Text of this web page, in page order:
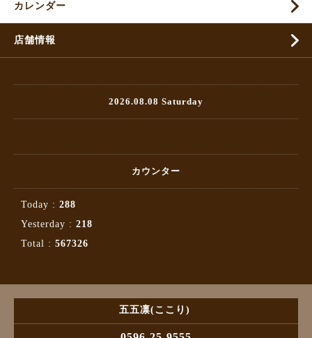
カレンダー
店舗情報
2026.08.08 Saturday
カウンター
Today : 288
Yesterday : 218
Total : 567326
五五凛(ここり)